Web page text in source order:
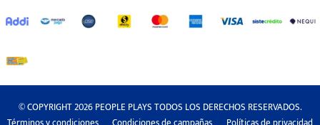
© COPYRIGHT 2026 PEOPLE PLAYS TODOS LOS DERECHOS RESERVADOS.